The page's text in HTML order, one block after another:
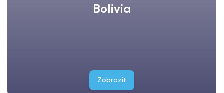
Bolivia
Zobrazit